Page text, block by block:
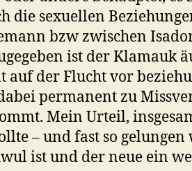
die sexuellen
bzw zwischen
ist der Klamauk
der Flucht vor
permanent zu
Mein Urteil,
– und fast so gelungen
ist und der neue ein